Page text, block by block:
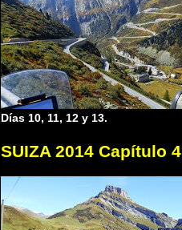
Días 10, 11, 12 y 13.
SUIZA 2014 Capítulo 4